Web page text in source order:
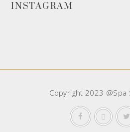
INSTAGRAM
Copyright 2023 @Spa